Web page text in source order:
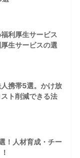
利厚生サービス
生サービスの選
携帯5選。かけ放
ト削減できる法
！人材育成・チー